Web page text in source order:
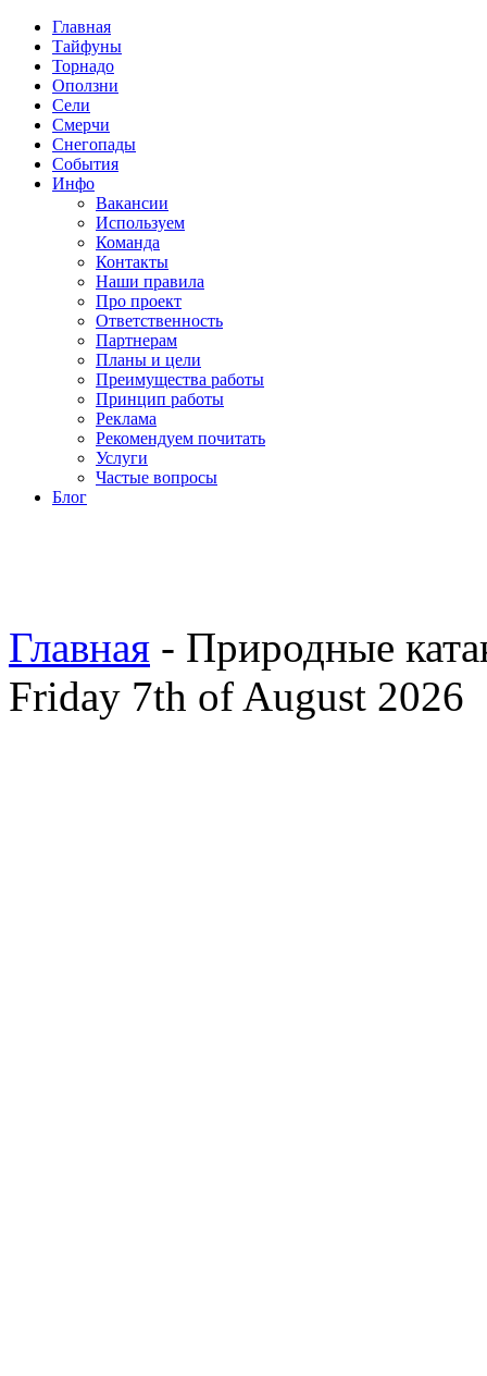
Главная
Тайфуны
Торнадо
Оползни
Сели
Смерчи
Снегопады
События
Инфо
Вакансии
Используем
Команда
Контакты
Наши правила
Про проект
Ответственность
Партнерам
Планы и цели
Преимущества работы
Принцип работы
Реклама
Рекомендуем почитать
Услуги
Частые вопросы
Блог
Главная - Природные
Friday 7th of August 2026